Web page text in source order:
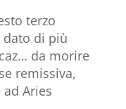
terzo
di più
da morire
remissiva,
Aries